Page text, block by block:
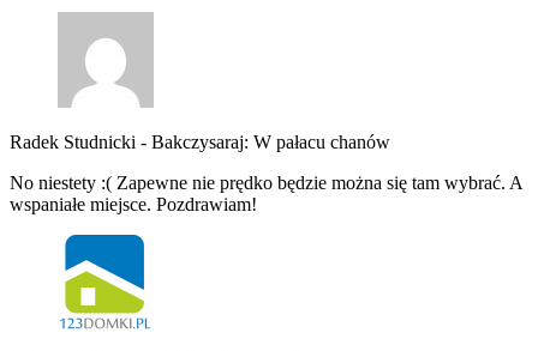
Radek Studnicki - Bakczysaraj: W pałacu chanów
No niestety :( Zapewne nie prędko będzie można się tam wybrać. A
wspaniałe miejsce. Pozdrawiam!